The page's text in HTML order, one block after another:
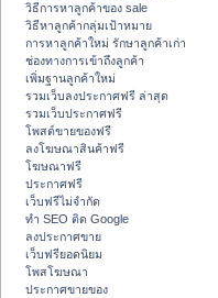
วิธีการหาลูกค้าของ sale
วิธีหาลูกค้ากลุ่มเป้าหมาย
การหาลูกค้าใหม่ รักษาลูกค้าเก่า
ช่องทางการเข้าถึงลูกค้า
เพิ่มฐานลูกค้าใหม่
รวมเว็บลงประกาศฟรี ล่าสุด
รวมเว็บประกาศฟรี
โพสต์ขายของฟรี
ลงโฆษณาสินค้าฟรี
โฆษณาฟรี
ประกาศฟรี
เว็บฟรีไม่จำกัด
ทำ SEO ติด Google
ลงประกาศขาย
เว็บฟรียอดนิยม
โพสโฆษณา
ประกาศขายของ